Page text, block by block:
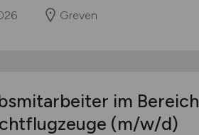
Greven
im Bereich
(m/w/d)